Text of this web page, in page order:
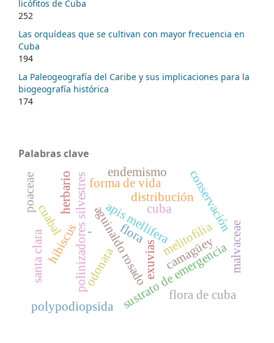
licófitos de Cuba
252
Las orquídeas que se cultivan con mayor frecuencia en
Cuba
194
La Paleogeografía del Caribe y sus implicaciones para la
biogeografía histórica
174
Palabras clave
aguinaldo rosado
apis melliferamelitofilia
polinizadores silvestres cuba
exuvias
odonatasustrato de emergencia
conservación
distribución
forma de vida
polypodiopsida
-
flora de cuba
hibiscus malvaceae
flora
cuabal
endemismo
santa clara
herbario
poaceae
camagüey